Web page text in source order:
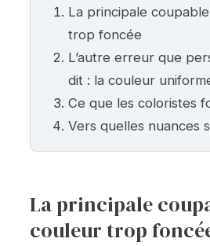
La principale
trop foncée
L’autre erreur que
dit : la couleur
Ce que les coloristes
Vers quelles nuances
La principale
couleur trop